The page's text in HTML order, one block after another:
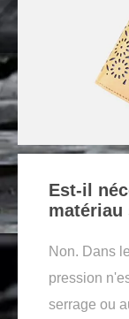
Est-il
matériau
Non. Dans
pression
serrage ou